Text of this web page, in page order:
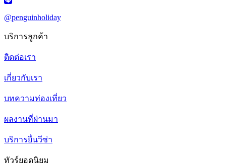
@penguinholiday
บริการลูกค้า
ติดต่อเรา
เกี่ยวกับเรา
บทความท่องเที่ยว
ผลงานที่ผ่านมา
บริการยื่นวีซ่า
ทัวร์ยอดนิยม